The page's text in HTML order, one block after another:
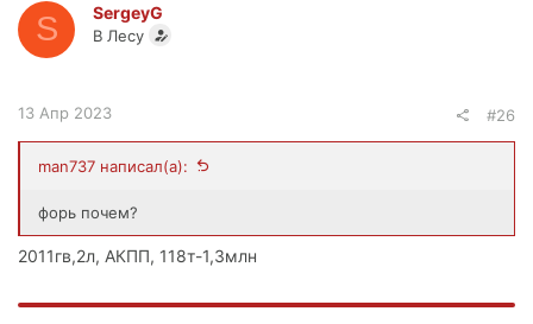
S SergeyG
В Лесу
13 Апр 2023 #26
man737 написал(а):
форь почем?
2011гв,2л, АКПП, 118т-1,3млн